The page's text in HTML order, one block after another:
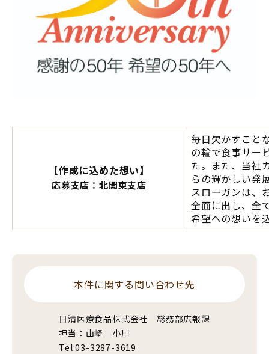
【作成に込めた想い】
応募支店：北関東支店
毎日欠かすこと
の輪で食事サー
た。また、当社
らの輝かしい発
スローガンは、
全面に出し、全
希望への想いを
本件に関する問い合わせ先
日清医療食品株式会社 総務部広報課
担当：山崎 小川
Tel:03-3287-3619